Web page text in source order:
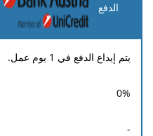
يتم إيداع الدفع في 1 يوم عمل.
0%
-